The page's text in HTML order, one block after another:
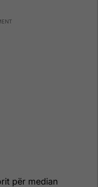
për median